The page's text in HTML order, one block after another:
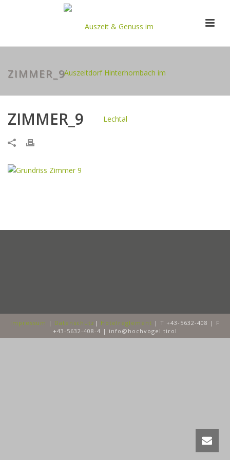
ZIMMER_9
ZIMMER_9
Impressum | Datenschutz | Hotelreglement | T +43-5632-408 | F
+43-5632-408-4 | info@hochvogel.tirol